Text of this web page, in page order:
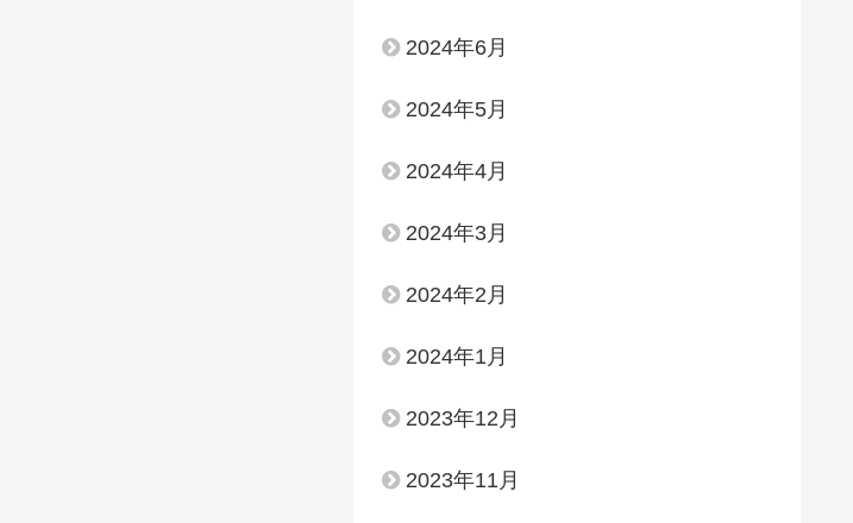
2024年6月
2024年5月
2024年4月
2024年3月
2024年2月
2024年1月
2023年12月
2023年11月